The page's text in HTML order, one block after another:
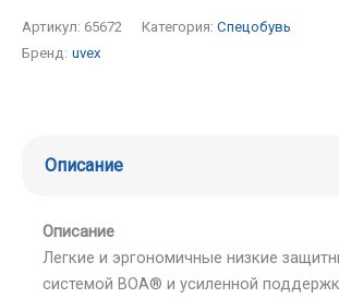
Артикул: 65672 Категория: Спецобувь
Бренд: uvex
Описание
Описание
Легкие и эргономичные низкие
системой BOA® и усиленной